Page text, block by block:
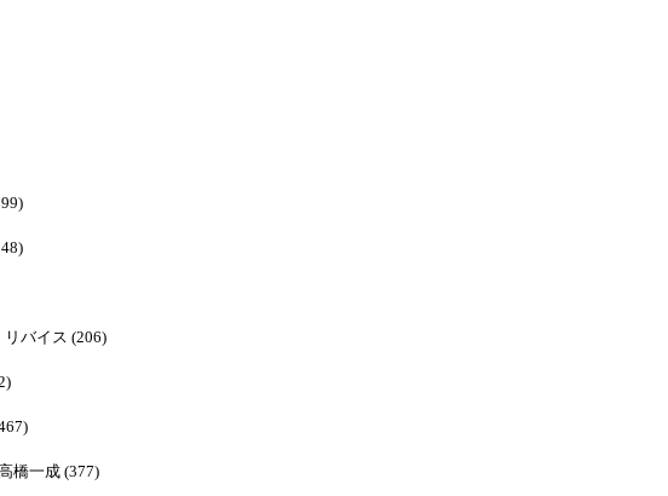
バイス (206)
橋一成 (377)